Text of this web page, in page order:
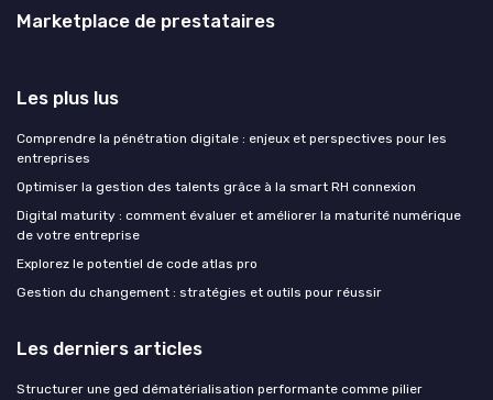
Marketplace de prestataires
Les plus lus
Comprendre la pénétration digitale : enjeux et perspectives pour les
entreprises
Optimiser la gestion des talents grâce à la smart RH connexion
Digital maturity : comment évaluer et améliorer la maturité numérique
de votre entreprise
Explorez le potentiel de code atlas pro
Gestion du changement : stratégies et outils pour réussir
Les derniers articles
Structurer une ged dématérialisation performante comme pilier